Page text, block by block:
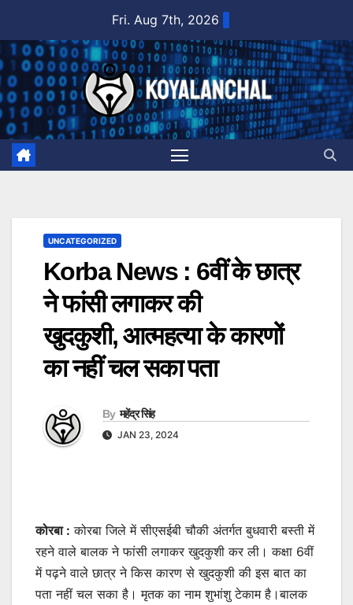
content
Fri. Aug 7th, 2026
UNCATEGORIZED
Korba News : 6वीं के छात्र
ने फांसी लगाकर की
खुदकुशी, आत्महत्या के कारणों
का नहीं चल सका पता
By महेंद्र सिंह
JAN 23, 2024
कोरबा : कोरबा जिले में सीएसईबी चौकी अंतर्गत बुधवारी बस्ती में
रहने वाले बालक ने फांसी लगाकर खुदकुशी कर ली। कक्षा 6वीं
में पढ़ने वाले छात्र ने किस कारण से खुदकुशी की इस बात का
पता नहीं चल सका है। मृतक का नाम शुभांशु टेकाम है।बालक